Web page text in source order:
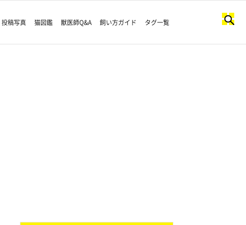
投稿写真 猫図鑑 獣医師Q&A 飼い方ガイド タグ一覧